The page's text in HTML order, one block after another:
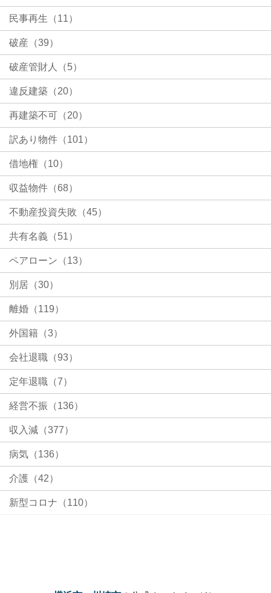
民事再生（11）
破産（39）
破産管財人（5）
違反建築（20）
再建築不可（20）
訳あり物件（101）
借地権（10）
収益物件（68）
不動産投資失敗（45）
共有名義（51）
ペアローン（13）
別居（30）
離婚（119）
外国籍（3）
会社退職（93）
定年退職（7）
経営不振（136）
収入減（377）
病気（136）
介護（42）
新型コロナ（110）